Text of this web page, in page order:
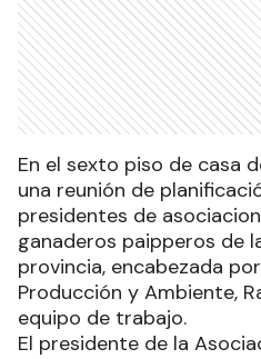
En el sexto piso de casa
una reunión de
presidentes de
ganaderos paipperos de
provincia, encabezada
Producción y Ambiente,
equipo de trabajo.
El presidente de la